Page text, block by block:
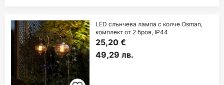
LED слънчева лампа с колче Osman,
комплект от 2 броя, IP44
25,20 €
49,29 лв.